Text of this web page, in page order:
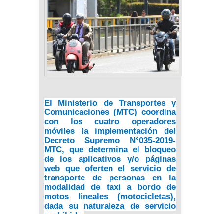
El Ministerio de Transportes y
Comunicaciones (MTC) coordina
con los cuatro operadores
móviles la implementación del
Decreto Supremo N°035-2019-
MTC, que determina el bloqueo
de los aplicativos y/o páginas
web que oferten el servicio de
transporte de personas en la
modalidad de taxi a bordo de
motos lineales (motocicletas),
dada su naturaleza de servicio